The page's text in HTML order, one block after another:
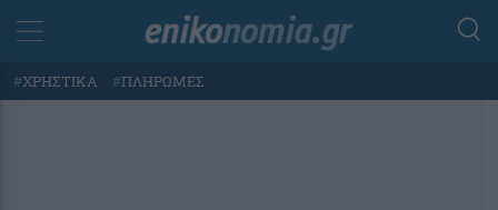
#ΧΡΗΣΤΙΚΑ #ΠΛΗΡΩΜΕΣ